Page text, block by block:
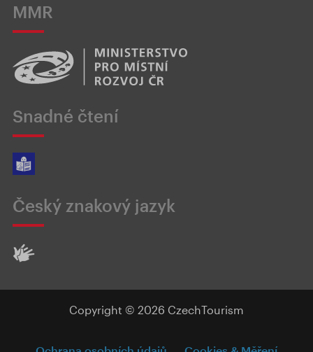
MMR
Snadné čtení
Český znakový jazyk
Copyright © 2026 CzechTourism